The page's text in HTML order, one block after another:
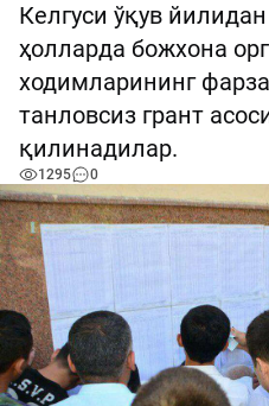
Келгуси ўқув
ҳолларда божхона
ходимларининг
танловсиз грант
қилинадилар.
1295 0